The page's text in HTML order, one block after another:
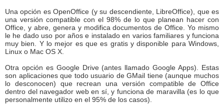
Una opción es OpenOffice (y su descendiente, LibreOffice), que es
una versión compatible con el 98% de lo que planean hacer con
Office, y abre, genera y modifica documentos de Office. Yo mismo
le he dado uso por años e instalado en varios familiares y funciona
muy bien. Y lo mejor es que es gratis y disponible para Windows,
Linux o Mac OS X.
Otra opción es Google Drive (antes llamado Google Apps). Estas
son aplicaciones que todo usuario de GMail tiene (aunque muchos
lo desconocen) que recrean una versión compatible de Office
dentro del navegador web en sí, y funciona de maravilla (es lo que
personalmente utilizo en el 95% de los casos).